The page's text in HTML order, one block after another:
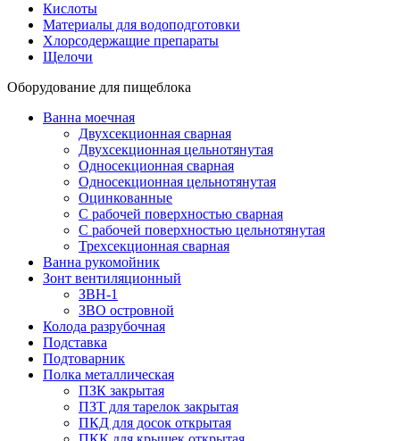
Кислоты
Материалы для водоподготовки
Хлорсодержащие препараты
Щелочи
Оборудование для пищеблока
Ванна моечная
Двухсекционная сварная
Двухсекционная цельнотянутая
Односекционная сварная
Односекционная цельнотянутая
Оцинкованные
С рабочей поверхностью сварная
С рабочей поверхностью цельнотянутая
Трехсекционная сварная
Ванна рукомойник
Зонт вентиляционный
ЗВН-1
ЗВО островной
Колода разрубочная
Подставка
Подтоварник
Полка металлическая
ПЗК закрытая
ПЗТ для тарелок закрытая
ПКД для досок открытая